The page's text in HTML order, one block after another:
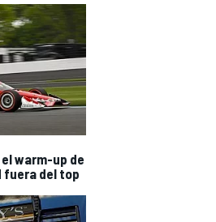
warm-up de
fuera del top